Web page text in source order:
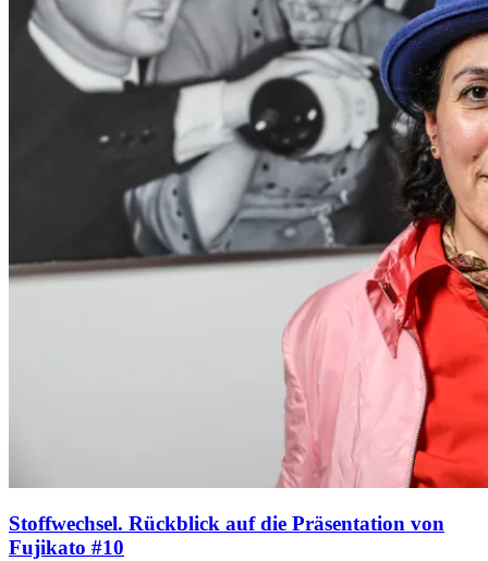
Stoffwechsel. Rückblick auf die Präsentation von
Fujikato #10